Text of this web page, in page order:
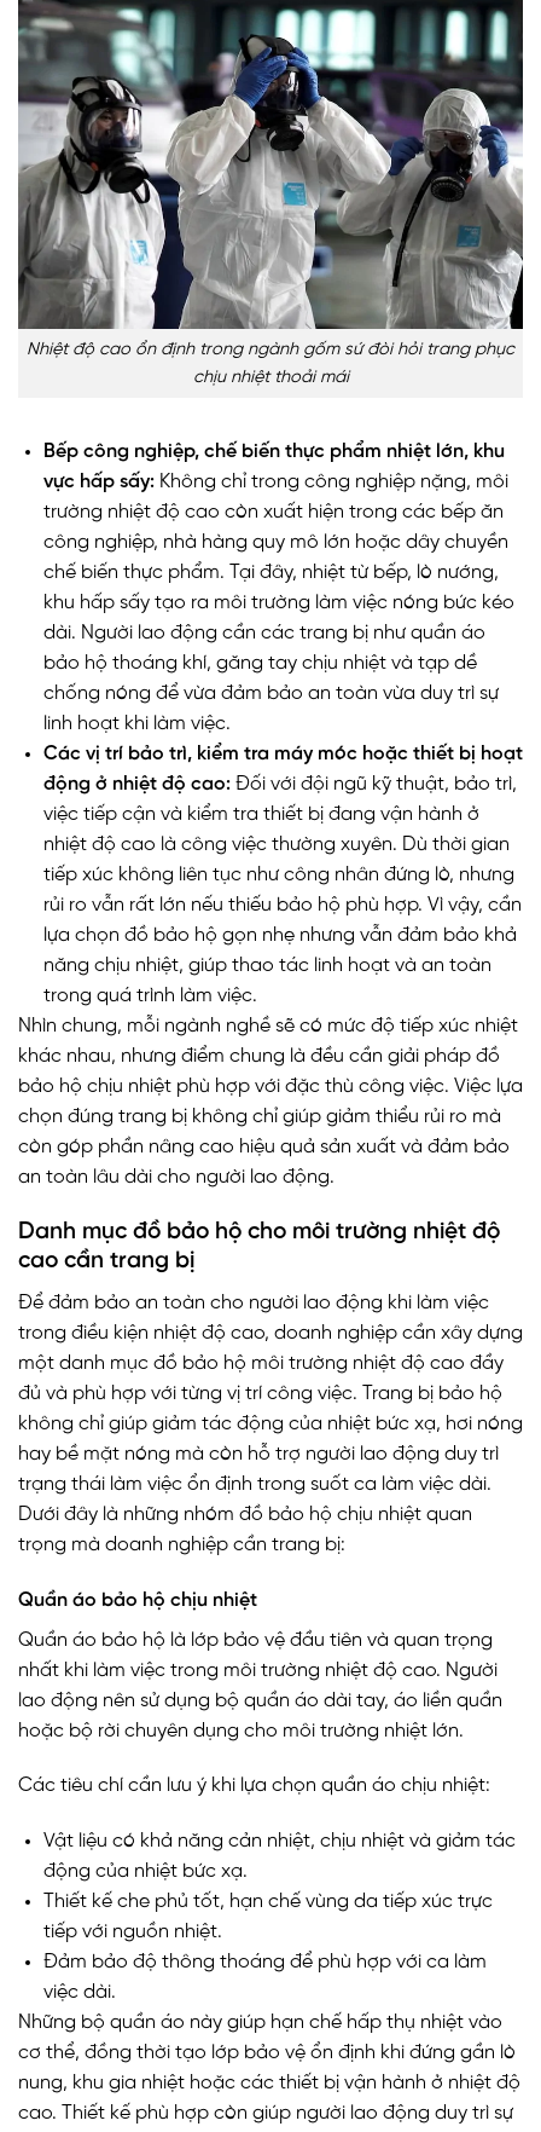
Nhiệt độ cao ổn định trong ngành gốm sứ đòi hỏi trang phục
chịu nhiệt thoải mái
Bếp công nghiệp, chế biến thực phẩm nhiệt lớn, khu
vực hấp sấy:Không chỉ trong công nghiệp nặng, môi
trường nhiệt độ cao còn xuất hiện trong các bếp ăn
công nghiệp, nhà hàng quy mô lớn hoặc dây chuyền
chế biến thực phẩm. Tại đây, nhiệt từ bếp, lò nướng,
khu hấp sấy tạo ra môi trường làm việc nóng bức kéo
dài. Người lao động cần các trang bị như quần áo
bảo hộ thoáng khí, găng tay chịu nhiệt và tạp dề
chống nóng để vừa đảm bảo an toàn vừa duy trì sự
linh hoạt khi làm việc.
Các vị trí bảo trì, kiểm tra máy móc hoặc thiết bị hoạt
động ở nhiệt độ cao:Đối với đội ngũ kỹ thuật, bảo trì,
việc tiếp cận và kiểm tra thiết bị đang vận hành ở
nhiệt độ cao là công việc thường xuyên. Dù thời gian
tiếp xúc không liên tục như công nhân đứng lò, nhưng
rủi ro vẫn rất lớn nếu thiếu bảo hộ phù hợp. Vì vậy, cần
lựa chọn đồ bảo hộ gọn nhẹ nhưng vẫn đảm bảo khả
năng chịu nhiệt, giúp thao tác linh hoạt và an toàn
trong quá trình làm việc.
Nhìn chung, mỗi ngành nghề sẽ có mức độ tiếp xúc nhiệt
khác nhau, nhưng điểm chung là đều cần giải pháp đồ
bảo hộ chịu nhiệt phù hợp với đặc thù công việc. Việc lựa
chọn đúng trang bị không chỉ giúp giảm thiểu rủi ro mà
còn góp phần nâng cao hiệu quả sản xuất và đảm bảo
an toàn lâu dài cho người lao động.
Danh mục đồ bảo hộ cho môi trường nhiệt độ
cao cần trang bị
Để đảm bảo an toàn cho người lao động khi làm việc
trong điều kiện nhiệt độ cao, doanh nghiệp cần xây dựng
một danh mục đồ bảo hộ môi trường nhiệt độ cao đầy
đủ và phù hợp với từng vị trí công việc. Trang bị bảo hộ
không chỉ giúp giảm tác động của nhiệt bức xạ, hơi nóng
hay bề mặt nóng mà còn hỗ trợ người lao động duy trì
trạng thái làm việc ổn định trong suốt ca làm việc dài.
Dưới đây là những nhóm đồ bảo hộ chịu nhiệt quan
trọng mà doanh nghiệp cần trang bị:
Quần áo bảo hộ chịu nhiệt
Quần áo bảo hộ là lớp bảo vệ đầu tiên và quan trọng
nhất khi làm việc trong môi trường nhiệt độ cao. Người
lao động nên sử dụng bộ quần áo dài tay, áo liền quần
hoặc bộ rời chuyên dụng cho môi trường nhiệt lớn.
Các tiêu chí cần lưu ý khi lựa chọn quần áo chịu nhiệt:
Vật liệu có khả năng cản nhiệt, chịu nhiệt và giảm tác
động của nhiệt bức xạ.
Thiết kế che phủ tốt, hạn chế vùng da tiếp xúc trực
tiếp với nguồn nhiệt.
Đảm bảo độ thông thoáng để phù hợp với ca làm
việc dài.
Những bộ quần áo này giúp hạn chế hấp thụ nhiệt vào
cơ thể, đồng thời tạo lớp bảo vệ ổn định khi đứng gần lò
nung, khu gia nhiệt hoặc các thiết bị vận hành ở nhiệt độ
cao. Thiết kế phù hợp còn giúp người lao động duy trì sự